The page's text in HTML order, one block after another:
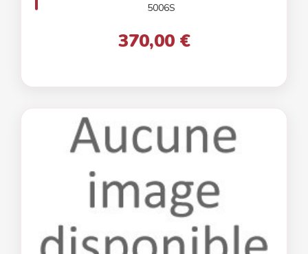
5006S
370,00 €